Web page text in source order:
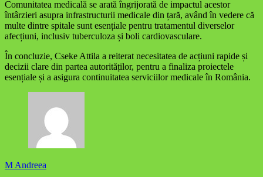
Comunitatea medicală se arată îngrijorată de impactul acestor
întârzieri asupra infrastructurii medicale din țară, având în vedere că
multe dintre spitale sunt esențiale pentru tratamentul diverselor
afecțiuni, inclusiv tuberculoza și boli cardiovasculare.
În concluzie, Cseke Attila a reiterat necesitatea de acțiuni rapide și
decizii clare din partea autorităților, pentru a finaliza proiectele
esențiale și a asigura continuitatea serviciilor medicale în România.
M Andreea